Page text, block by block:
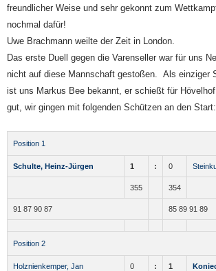
freundlicher Weise und sehr gekonnt zum
nochmal dafür!
Uwe Brachmann weilte der Zeit in London.
Das erste Duell gegen die Varenseller war für uns
nicht auf diese Mannschaft gestoßen. Als einziger
ist uns Markus Bee bekannt, er schießt für
gut, wir gingen mit folgenden Schützen an den Start:
Position 1
Schulte, Heinz-Jürgen 1 : 0
355 354
91 87 90 87 85 89 91 89
Position 2
Holznienkemper, Jan 0 : 1